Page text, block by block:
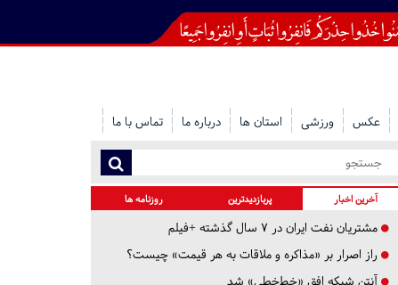
عکس ورزشی استان ها درباره ما تماس با ما
آخرین اخبار پربازدیدترین روزنامه ها
مشتریان نفت ایران در ۷ سال گذشته +فیلم
راز اصرار بر «مذاکره و ملاقات به هر قیمت» چیست؟
آنتن شبکه افق «خط‌خطی» شد